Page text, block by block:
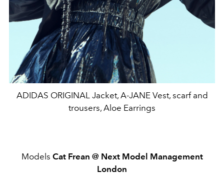
ADIDAS ORIGINAL Jacket, A-JANE Vest, scarf and
trousers, Aloe Earrings
Models Cat Frean @ Next Model Management
London